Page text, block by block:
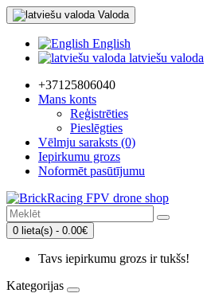
Valoda
English
latviešu valoda
+37125806040
Mans konts
Reģistrēties
Pieslēgties
Vēlmju saraksts (0)
Iepirkumu grozs
Noformēt pasūtījumu
0 lieta(s) - 0.00€
Tavs iepirkumu grozs ir tukšs!
Kategorijas